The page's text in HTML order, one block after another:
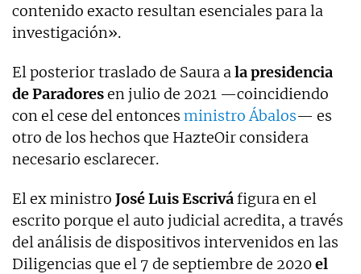
contenido exacto resultan esenciales para la
investigación».
El posterior traslado de Saura ala presidencia
de Paradoresen julio de 2021 —coincidiendo
con el cese del entonces ministro Ábalos— es
otro de los hechos que HazteOir considera
necesario esclarecer.
El ex ministro José Luis Escriváfigura en el
escrito porque el auto judicial acredita, a través
del análisis de dispositivos intervenidos en las
Diligencias que el 7 de septiembre de 2020el